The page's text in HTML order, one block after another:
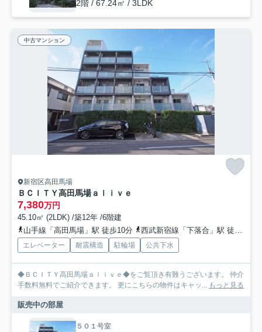
2階 / 67.24㎡ / 3LDK
中古マンション
新宿区高田馬場
ＢＣＩＴＹ高田馬場ａｌｉｖｅ
7,380万円
45.10㎡ (2LDK) /築12年 /6階建
山手線「高田馬場」駅 徒歩10分
西武新宿線「下落合」駅 徒歩5分
エレベーター 耐震構造 駐輪場 公共下水
◆ＢＣＩＴＹ高田馬場ａｌｉｖｅ◆をご覧頂き有難うございます。 仲介
手数料無料でご紹介できます。 更にこちらの物件はキャッ... もっと見る
販売中の部屋
５０１号室